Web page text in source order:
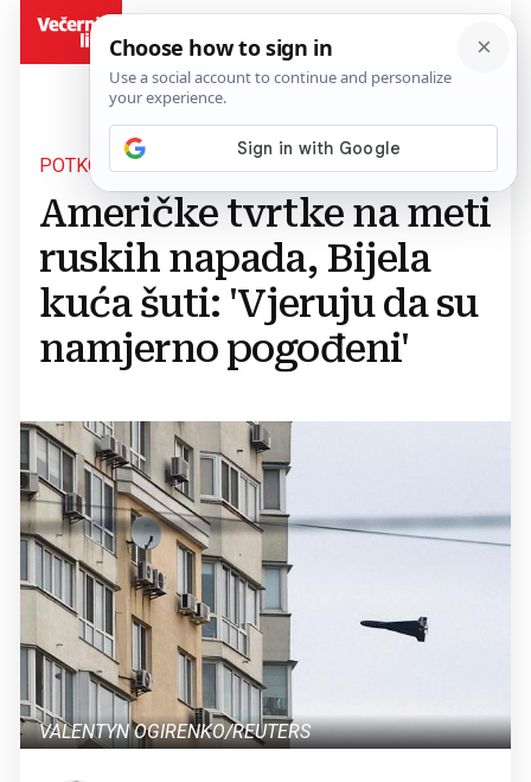
POTKOPAVANJE ODNOSA
Američke tvrtke na meti
ruskih napada, Bijela
kuća šuti: 'Vjeruju da su
namjerno pogođeni'
VALENTYN OGIRENKO/REUTERS